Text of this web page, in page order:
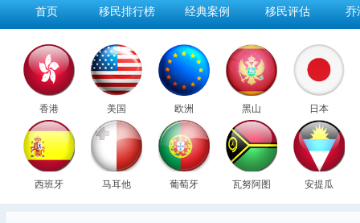
首页 移民排行榜 经典案例 移民评估 乔
香港 美国 欧洲 黑山 日本
西班牙 马耳他 葡萄牙 瓦努阿图 安提瓜